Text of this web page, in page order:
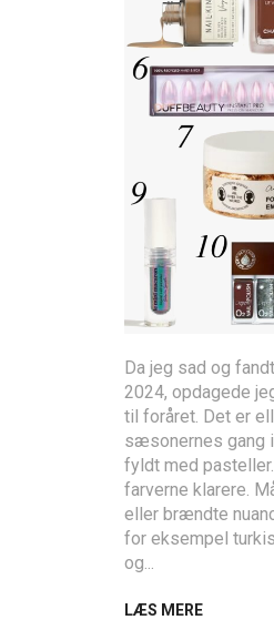
Da jeg sad og
2024, opdagede
til foråret. Det er
sæsonernes gang
fyldt med
farverne klarere.
eller brændte
for eksempel
og...
LÆS MERE